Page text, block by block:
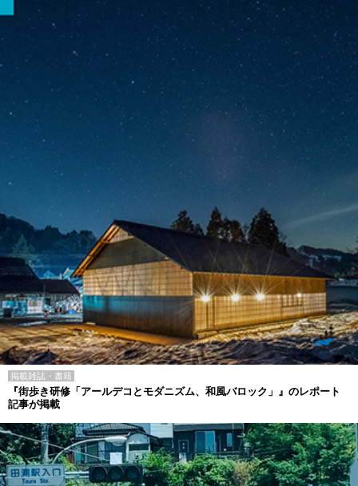
掲載雑誌・書籍
『街歩き研修「アールデコとモダニズム、和風バロック」』のレポート
記事が掲載